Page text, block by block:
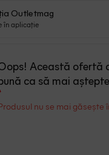
Această ofertă
ca să mai aștepte
nu se mai găsește
Outletmag
în aplicație